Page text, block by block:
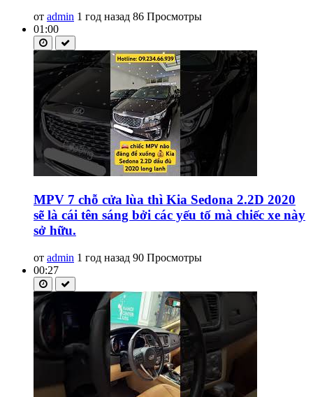
от admin 1 год назад 86 Просмотры
01:00
MPV 7 chỗ cửa lùa thì Kia Sedona 2.2D 2020
sẽ là cái tên sáng bởi các yếu tố mà chiếc xe này
sở hữu.
от admin 1 год назад 90 Просмотры
00:27